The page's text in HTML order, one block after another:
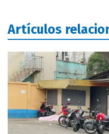
Artículos